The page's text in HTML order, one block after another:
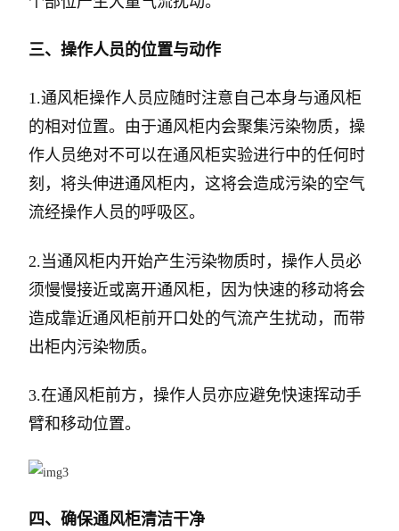
三、操作人员的位置与动作
1.通风柜操作人员应随时注意自己本身与通风柜
的相对位置。由于通风柜内会聚集污染物质，操
作人员绝对不可以在通风柜实验进行中的任何时
刻，将头伸进通风柜内，这将会造成污染的空气
流经操作人员的呼吸区。
2.当通风柜内开始产生污染物质时，操作人员必
须慢慢接近或离开通风柜，因为快速的移动将会
造成靠近通风柜前开口处的气流产生扰动，而带
出柜内污染物质。
3.在通风柜前方，操作人员亦应避免快速挥动手
臂和移动位置。
四、确保通风柜清洁干净